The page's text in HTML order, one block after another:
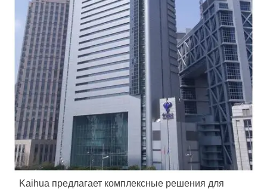
Kaihua предлагает комплексные решения для